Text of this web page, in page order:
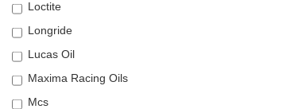
Loctite
Longride
Lucas Oil
Maxima Racing Oils
Mcs